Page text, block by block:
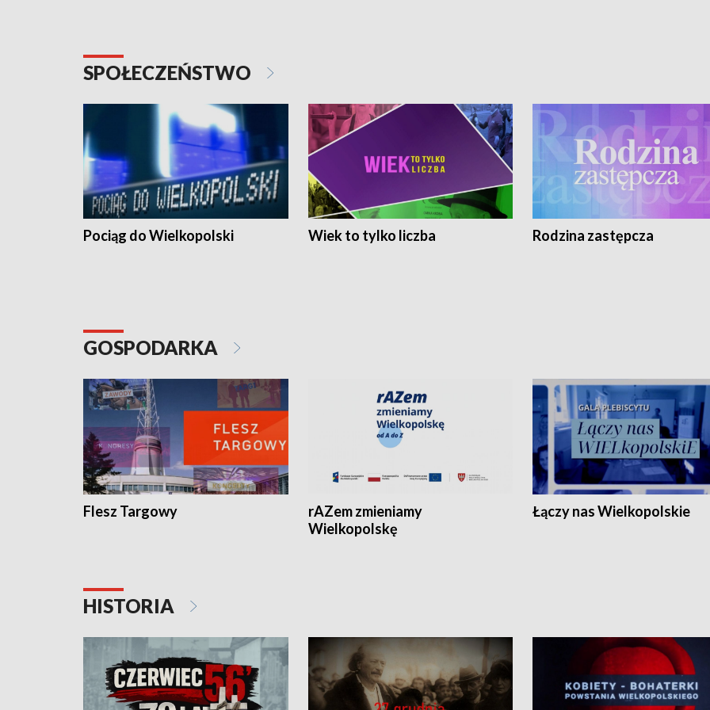
SPOŁECZEŃSTWO
Pociąg do Wielkopolski Wiek to tylko liczba Rodzina zastępcza
GOSPODARKA
Flesz Targowy
rAZem zmieniamy
Wielkopolskę
Łączy nas Wielkopolskie
HISTORIA